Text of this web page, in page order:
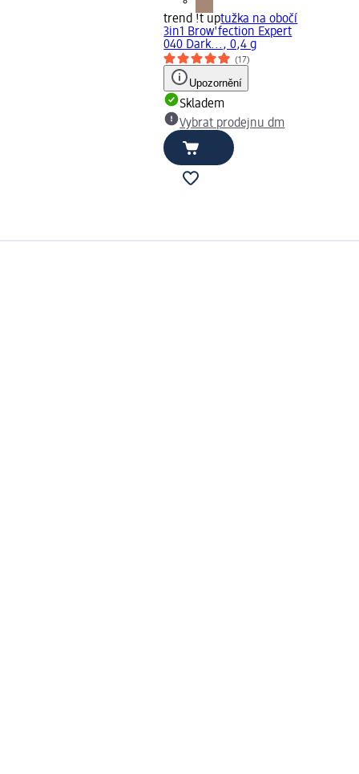
trend !t uptužka na obočí
3in1 Brow'fection Expert
040 Dark..., 0,4 g
(17)
Upozornění
Skladem
Vybrat prodejnu dm